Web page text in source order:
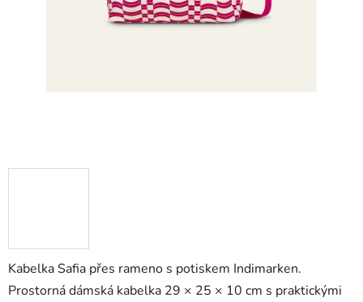
Kabelka Safia přes rameno s potiskem Indimarken.
Prostorná dámská kabelka 29 × 25 × 10 cm s praktickými